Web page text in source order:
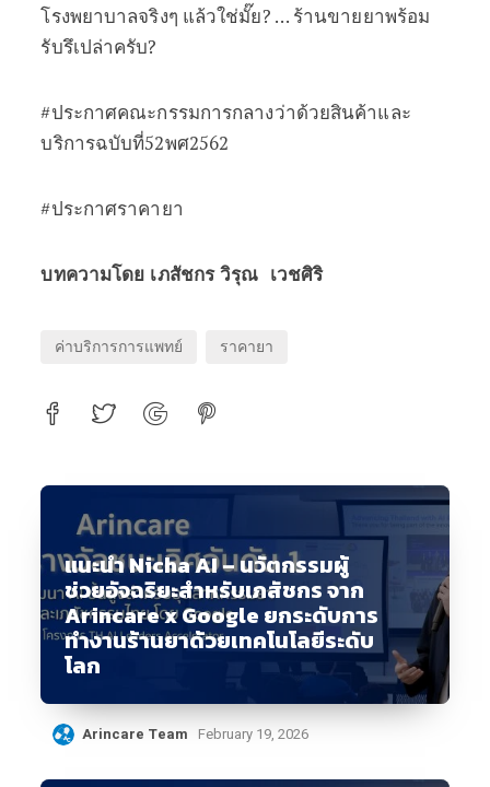
โรงพยาบาลจริงๆ แล้วใช่มั๊ย? … ร้านขายยาพร้อม
รับรึเปล่าครับ?
#ประกาศคณะกรรมการกลางว่าด้วยสินค้าและ
บริการฉบับที่52พศ2562
#ประกาศราคายา
บทความโดย เภสัชกร วิรุณ เวชศิริ
ค่าบริการการแพทย์ ราคายา
แนะนำ Nicha AI – นวัตกรรมผู้
ช่วยอัจฉริยะสำหรับเภสัชกร จาก
Arincare x Google ยกระดับการ
ทำงานร้านยาด้วยเทคโนโลยีระดับ
โลก
Arincare Team February 19, 2026